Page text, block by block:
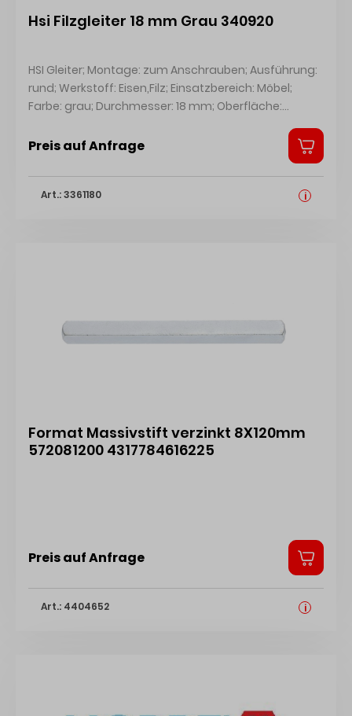
Hsi Filzgleiter 18 mm Grau 340920
HSI Gleiter; Montage: zum Anschrauben; Ausführung:
rund; Werkstoff: Eisen,Filz; Einsatzbereich: Möbel;
Farbe: grau; Durchmesser: 18 mm; Oberfläche:
Preis auf Anfrage
Art.: 3361180 i
Format Massivstift verzinkt 8X120mm
572081200 4317784616225
Preis auf Anfrage
Art.: 4404652 i